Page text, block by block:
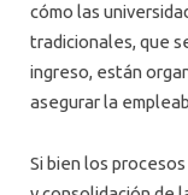
cómo las
tradicionales, que
ingreso, están
asegurar la
Si bien los